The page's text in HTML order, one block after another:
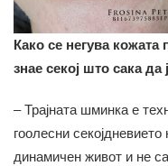
Како се негува
знае секој што сака да
– Трајната шминка е
гоолесни
динамичен живот и не